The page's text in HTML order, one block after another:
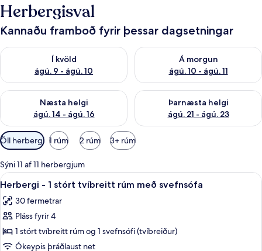
Herbergisval
Kannaðu framboð fyrir þessar dagsetningar
Í kvöld
ágú. 9 - ágú. 10
Athuga framboð í kvöld ágú. 9 - ágú. 10
Á morgun
ágú. 10 - ágú. 11
Athuga framboð á morgun
Næsta helgi
ágú. 14 - ágú. 16
Athuga framboð næstu helgi ágú. 14 - ágú. 16
Þarnæsta helgi
ágú. 21 - ágú. 23
Athuga framboð þarnæstu
Síur
í
boði
fyrir
herbergi
Öll herbergi 1 rúm 2 rúm 3+ rúm
Sýni 11 af 11 herbergjum
Skoða
allar
myndir
fyrir
Herbergi
-
Dúnsængur, öryggishólf í herbergi,
14
Herbergi - 1 stórt tvíbreitt rúm með svefnsófa
30 fermetrar
Pláss fyrir 4
1 stórt tvíbreitt rúm og 1 svefnsófi (tvíbreiður)
Ókeypis þráðlaust net